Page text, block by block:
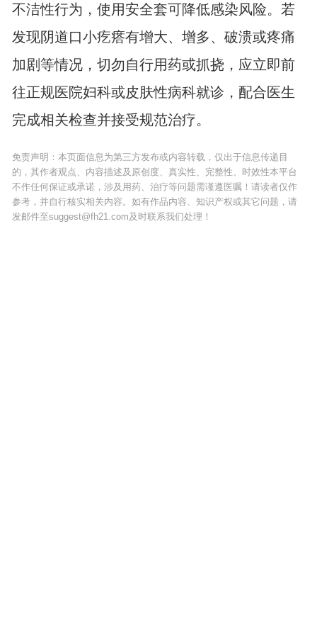
不洁性行为，使用安全套可降低感染风险。若
发现阴道口小疙瘩有增大、增多、破溃或疼痛
加剧等情况，切勿自行用药或抓挠，应立即前
往正规医院妇科或皮肤性病科就诊，配合医生
完成相关检查并接受规范治疗。
免责声明：本页面信息为第三方发布或内容转载，仅出于信息传递目
的，其作者观点、内容描述及原创度、真实性、完整性、时效性本平台
不作任何保证或承诺，涉及用药、治疗等问题需谨遵医嘱！请读者仅作
参考，并自行核实相关内容。如有作品内容、知识产权或其它问题，请
发邮件至suggest@fh21.com及时联系我们处理！